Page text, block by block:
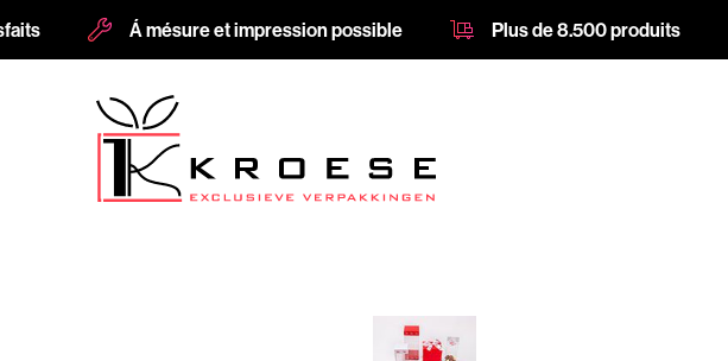
Á mésure et impression possible Plus de 8.500 produits